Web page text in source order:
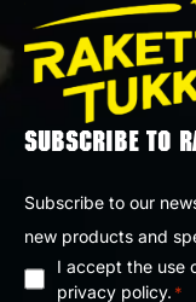
SUBSCRIBE TO
Subscribe to our
new products and
Privacy
I accept the use
privacy policy. *